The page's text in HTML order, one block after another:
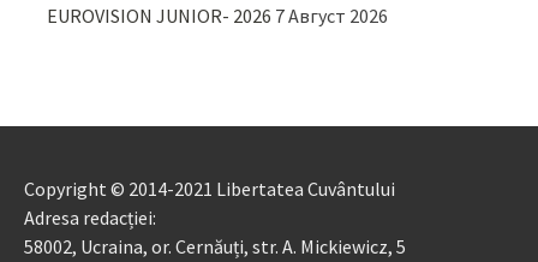
EUROVISION JUNIOR- 2026 7 Август 2026
Copyright © 2014-2021 Libertatea Cuvântului
Adresa redacției:
58002, Ucraina, or. Cernăuți, str. A. Mickiewicz, 5